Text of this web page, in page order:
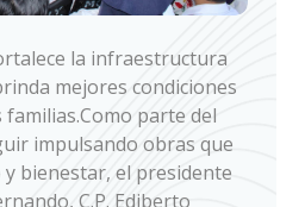
la infraestructura
mejores condiciones
parte del
impulsando obras que
bienestar, el presidente
C.P. Ediberto